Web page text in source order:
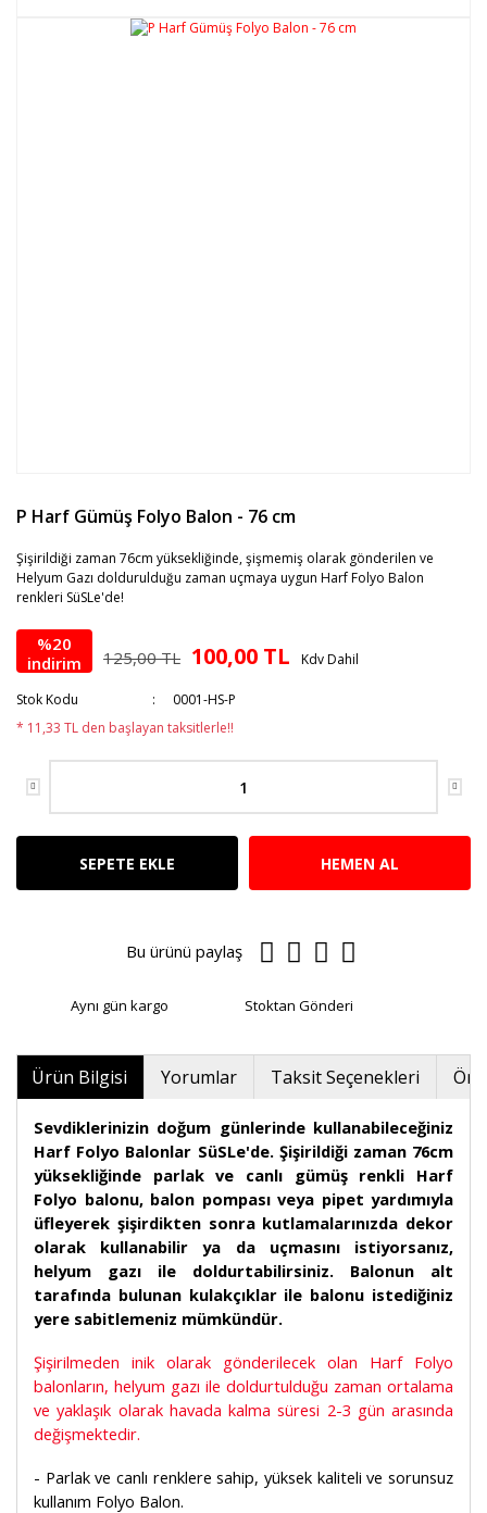
P Harf Gümüş Folyo Balon - 76 cm
Şişirildiği zaman 76cm yüksekliğinde, şişmemiş olarak gönderilen ve
Helyum Gazı doldurulduğu zaman uçmaya uygun Harf Folyo Balon
renkleri SüSLe'de!
%20
indirim
125,00 TL 100,00 TL Kdv Dahil
Stok Kodu
0001-HS-P
* 11,33 TL den başlayan taksitlerle!!
SEPETE EKLE HEMEN AL
Bu ürünü paylaş
Aynı gün kargo Stoktan Gönderi
Ürün Bilgisi Yorumlar Taksit Seçenekleri
Sevdiklerinizin doğum günlerinde kullanabileceğiniz
Harf Folyo Balonlar SüSLe'de. Şişirildiği zaman 76cm
yüksekliğinde parlak ve canlı gümüş renkli Harf
Folyo balonu, balon pompası veya pipet yardımıyla
üfleyerek şişirdikten sonra kutlamalarınızda dekor
olarak kullanabilir ya da uçmasını istiyorsanız,
helyum gazı ile doldurtabilirsiniz. Balonun alt
tarafında bulunan kulakçıklar ile balonu istediğiniz
yere sabitlemeniz mümkündür.
Şişirilmeden inik olarak gönderilecek olan Harf Folyo
balonların, helyum gazı ile doldurtulduğu zaman ortalama
ve yaklaşık olarak havada kalma süresi 2-3 gün arasında
değişmektedir.
- Parlak ve canlı renklere sahip, yüksek kaliteli ve sorunsuz
kullanım Folyo Balon.